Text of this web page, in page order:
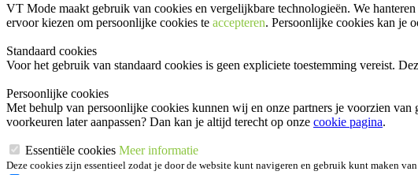
VT Mode maakt gebruik van cookies en vergelijkbare technologieën. We
ervoor kiezen om persoonlijke cookies te accepteren. Persoonlijke cookies kan je
Standaard cookies
Voor het gebruik van standaard cookies is geen expliciete toestemming vereist.
Persoonlijke cookies
Met behulp van persoonlijke cookies kunnen wij en onze partners je voorzien
voorkeuren later aanpassen? Dan kan je altijd terecht op onze cookie pagina.
Essentiële cookies Meer informatie
Deze cookies zijn essentieel zodat je door de website kunt navigeren en gebruik kunt maken